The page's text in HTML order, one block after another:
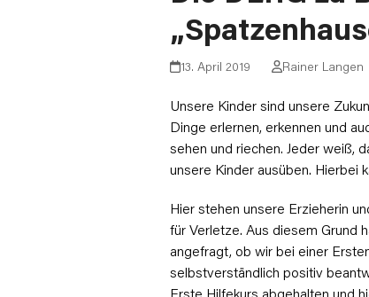
13. April 2019 Rainer Langen
Unsere Kinder sind unsere
Dinge erlernen, erkennen und
sehen und riechen. Jeder weiß,
unsere Kinder ausüben. Hierbei
Hier stehen unsere Erzieherin
für Verletze. Aus diesem Grund
angefragt, ob wir bei einer
selbstverständlich positiv